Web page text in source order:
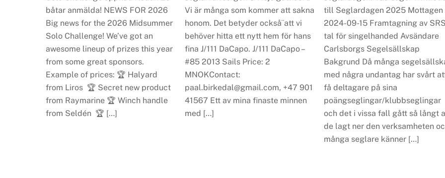
båtar anmälda! NEWS FOR 2026
Big news for the 2026 Midsummer
Solo Challenge! We’ve got an
awesome lineup of prizes this year
from some great sponsors.
Example of prices: 🏆 Halyard
from Liros 🏆 Secret new product
from Raymarine 🏆 Winch handle
from Seldén 🏆 […]
Vi är många som kommer att sakna
honom. Det betyder också¨att vi
behöver hitta ett nytt hem för hans
fina J/111 DaCapo. J/111 DaCapo –
#85 2013 Sails Price: 2
MNOKContact:
paal.birkedal@gmail.com, +47 901
41567 Ett av mina finaste minnen
med […]
till Seglardagen 2025 Mottagen
2024-09-15 Framtagning av
tal för singelhanded Avsändare
Carlsborgs Segelsällskap
Bakgrund Då många
med några undantag har svårt
få deltagare på sina
poängseglingar/klubbseglingar
och det i vissa fall gått så långt
de lagt ner den verksamheten
många seglare känner […]